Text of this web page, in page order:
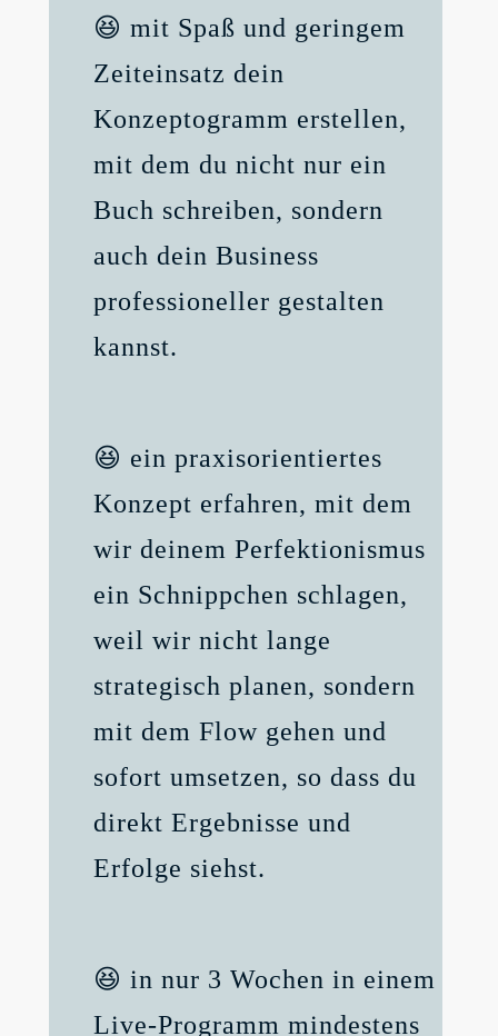
😆 mit Spaß und geringem
Zeiteinsatz dein
Konzeptogramm erstellen,
mit dem du nicht nur ein
Buch schreiben, sondern
auch dein Business
professioneller gestalten
kannst.
😆 ein praxisorientiertes
Konzept erfahren, mit dem
wir deinem Perfektionismus
ein Schnippchen schlagen,
weil wir nicht lange
strategisch planen, sondern
mit dem Flow gehen und
sofort umsetzen, so dass du
direkt Ergebnisse und
Erfolge siehst.
😆 in nur 3 Wochen in einem
Live-Programm mindestens